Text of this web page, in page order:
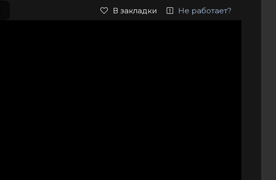
В закладки Не работает?